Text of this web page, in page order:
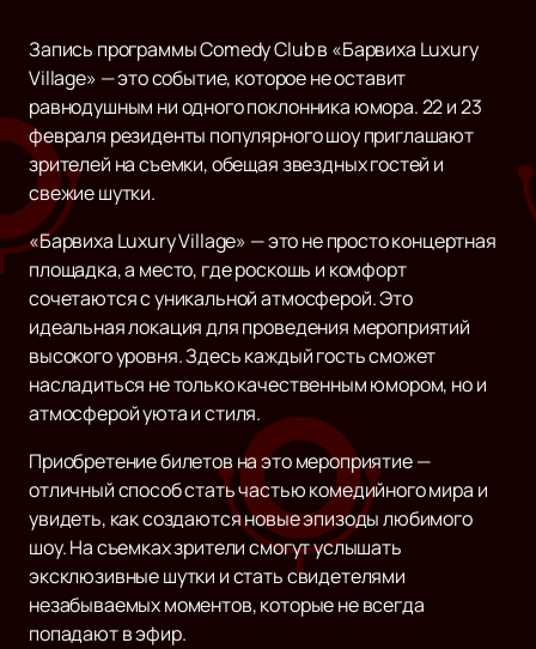
Запись программы Comedy Club в «Барвиха Luxury
Village» — это событие, которое не оставит
равнодушным ни одного поклонника юмора. 22 и 23
февраля резиденты популярного шоу приглашают
зрителей на съемки, обещая звездных гостей и
свежие шутки.
«Барвиха Luxury Village» — это не просто концертная
площадка, а место, где роскошь и комфорт
сочетаются с уникальной атмосферой. Это
идеальная локация для проведения мероприятий
высокого уровня. Здесь каждый гость сможет
насладиться не только качественным юмором, но и
атмосферой уюта и стиля.
Приобретение билетов на это мероприятие —
отличный способ стать частью комедийного мира и
увидеть, как создаются новые эпизоды любимого
шоу. На съемках зрители смогут услышать
эксклюзивные шутки и стать свидетелями
незабываемых моментов, которые не всегда
попадают в эфир.